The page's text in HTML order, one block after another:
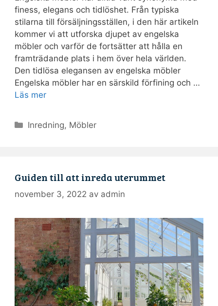
finess, elegans och tidlöshet. Från typiska
stilarna till försäljningsställen, i den här artikeln
kommer vi att utforska djupet av engelska
möbler och varför de fortsätter att hålla en
framträdande plats i hem över hela världen.
Den tidlösa elegansen av engelska möbler
Engelska möbler har en särskild förfining och …
Läs mer
Kategorier
Inredning, Möbler
Guiden till att inreda uterummet
november 3, 2022 av admin